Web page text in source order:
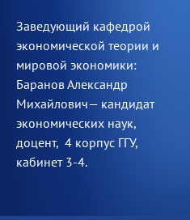
Заведующий кафедрой
экономической теории и
мировой экономики:
Баранов Александр
Михайлович— кандидат
экономических наук,
доцент, 4 корпус ГГУ,
кабинет 3-4.